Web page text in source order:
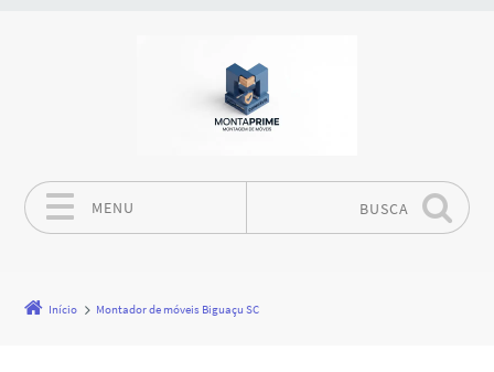
MENU BUSCA
Início Montador de móveis Biguaçu SC